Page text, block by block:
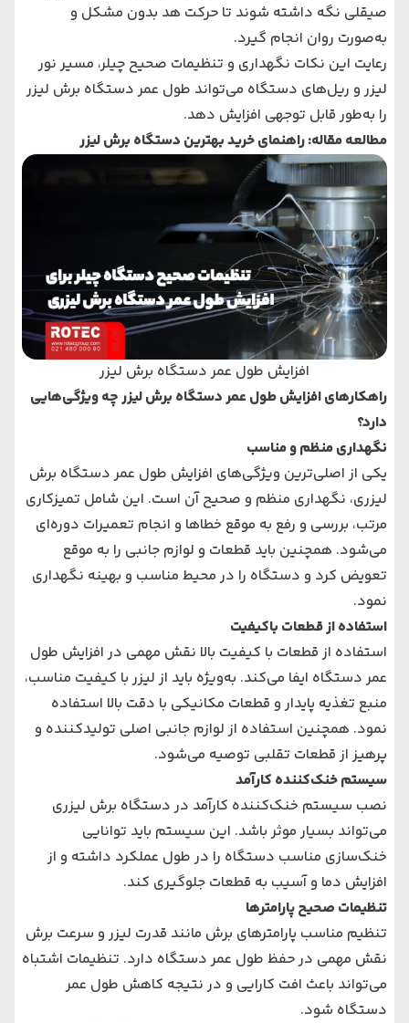
صیقلی نگه داشته شوند تا حرکت هد بدون مشکل و
به‌صورت روان انجام گیرد.
رعایت این نکات نگهداری و تنظیمات صحیح چیلر، مسیر نور
لیزر و ریل‌های دستگاه می‌تواند طول عمر دستگاه برش لیزر
را به‌طور قابل توجهی افزایش دهد.
مطالعه مقاله:راهنمای خرید بهترین دستگاه برش لیزر
افزایش طول عمر دستگاه برش لیزر
راهکارهای افزایش طول عمر دستگاه برش لیزر چه ویژگی‌هایی
دارد؟
نگهداری منظم و مناسب
یکی از اصلی‌ترین ویژگی‌های افزایش طول عمر دستگاه برش
لیزری، نگهداری منظم و صحیح آن است. این شامل تمیزکاری
مرتب، بررسی و رفع به موقع خطاها و انجام تعمیرات دوره‌ای
می‌شود. همچنین باید قطعات و لوازم جانبی را به موقع
تعویض کرد و دستگاه را در محیط مناسب و بهینه نگهداری
نمود.
استفاده از قطعات باکیفیت
استفاده از قطعات با کیفیت بالا نقش مهمی در افزایش طول
عمر دستگاه ایفا می‌کند. به‌ویژه باید از لیزر با کیفیت مناسب،
منبع تغذیه پایدار و قطعات مکانیکی با دقت بالا استفاده
نمود. همچنین استفاده از لوازم جانبی اصلی تولیدکننده و
پرهیز از قطعات تقلبی توصیه می‌شود.
سیستم خنک‌کننده کارآمد
نصب سیستم خنک‌کننده کارآمد در دستگاه برش لیزری
می‌تواند بسیار موثر باشد. این سیستم باید توانایی
خنک‌سازی مناسب دستگاه را در طول عملکرد داشته و از
افزایش دما و آسیب به قطعات جلوگیری کند.
تنظیمات صحیح پارامترها
تنظیم مناسب پارامترهای برش مانند قدرت لیزر و سرعت برش
نقش مهمی در حفظ طول عمر دستگاه دارد. تنظیمات اشتباه
می‌تواند باعث افت کارایی و در نتیجه کاهش طول عمر
دستگاه شود.